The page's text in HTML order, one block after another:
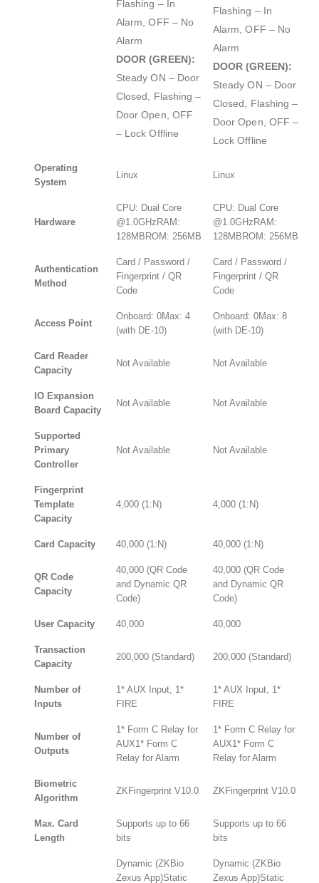
Flashing – In
Alarm, OFF – No
Alarm
DOOR (GREEN):
Steady ON – Door
Closed, Flashing –
Door Open, OFF
– Lock Offline
Flashing – In
Alarm, OFF – No
Alarm
DOOR (GREEN):
Steady ON – Door
Closed, Flashing –
Door Open, OFF –
Lock Offline
Operating
System
Linux Linux
Hardware
CPU: Dual Core
@1.0GHzRAM:
128MBROM: 256MB
CPU: Dual Core
@1.0GHzRAM:
128MBROM: 256MB
Authentication
Method
Card / Password /
Fingerprint / QR
Code
Card / Password /
Fingerprint / QR
Code
Access Point
Onboard: 0Max: 4
(with DE-10)
Onboard: 0Max: 8
(with DE-10)
Card Reader
Capacity
Not Available Not Available
IO Expansion
Board Capacity
Not Available Not Available
Supported
Primary
Controller
Not Available Not Available
Fingerprint
Template
Capacity
4,000 (1:N) 4,000 (1:N)
Card Capacity 40,000 (1:N) 40,000 (1:N)
QR Code
Capacity
40,000 (QR Code
and Dynamic QR
Code)
40,000 (QR Code
and Dynamic QR
Code)
User Capacity 40,000 40,000
Transaction
Capacity
200,000 (Standard) 200,000 (Standard)
Number of
Inputs
1* AUX Input, 1*
FIRE
1* AUX Input, 1*
FIRE
Number of
Outputs
1* Form C Relay for
AUX1* Form C
Relay for Alarm
1* Form C Relay for
AUX1* Form C
Relay for Alarm
Biometric
Algorithm
ZKFingerprint V10.0 ZKFingerprint V10.0
Max. Card
Length
Supports up to 66
bits
Supports up to 66
bits
Dynamic (ZKBio
Zexus App)Static
Dynamic (ZKBio
Zexus App)Static